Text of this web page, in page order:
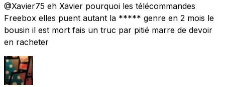
@Xavier75 eh Xavier pourquoi les télécommandes
Freebox elles puent autant la ***** genre en 2 mois le
bousin il est mort fais un truc par pitié marre de devoir
en racheter